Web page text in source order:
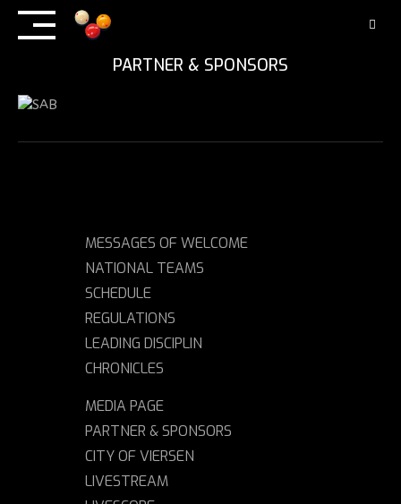
Skip
PARTNER & SPONSORS
MESSAGES OF WELCOME
NATIONAL TEAMS
SCHEDULE
REGULATIONS
LEADING DISCIPLIN
CHRONICLES
MEDIA PAGE
PARTNER & SPONSORS
CITY OF VIERSEN
LIVESTREAM